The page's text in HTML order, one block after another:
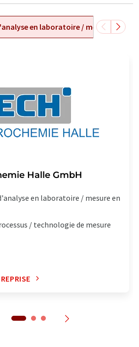
en laboratoire / mesure en
Halle GmbH
en laboratoire / mesure en
/ technologie de mesure